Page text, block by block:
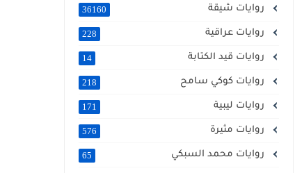
روايات شيقة 36160
روايات عراقية 228
روايات قيد الكتابة 14
روايات كوكي سامح 218
روايات ليبية 171
روايات مثيرة 576
روايات محمد السبكي 65